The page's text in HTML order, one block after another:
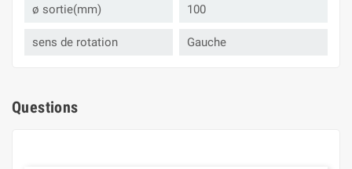
ø sortie(mm) 100
sens de rotation Gauche
Questions